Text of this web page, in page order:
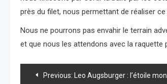
près du filet, nous permettant de réaliser ce
Nous ne pourrons pas envahir le terrain
et que nous les attendons avec la raquette
Navigation
Previous: Leo Augsburger : l’étoile montante du padel qui